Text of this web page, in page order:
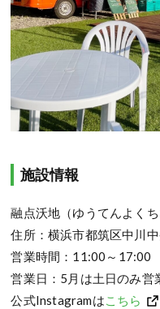
施設情報
融点沃地（ゆうてんよくち
住所：横浜市都筑区中川
営業時間：11:00～17:00
営業日：5月は土日のみ営
公式Instagramはこちら